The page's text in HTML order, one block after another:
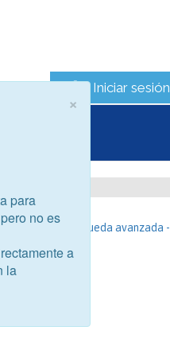
Iniciar sesión
- Búsqueda avanzada -
×
para
no es
a
la